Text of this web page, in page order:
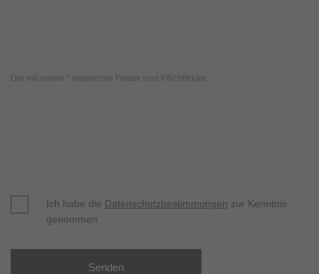
Die mit einem * markierten Felder sind Pflichtfelder.
Ich habe die Datenschutzbestimmungen zur Kenntnis
genommen.
Senden